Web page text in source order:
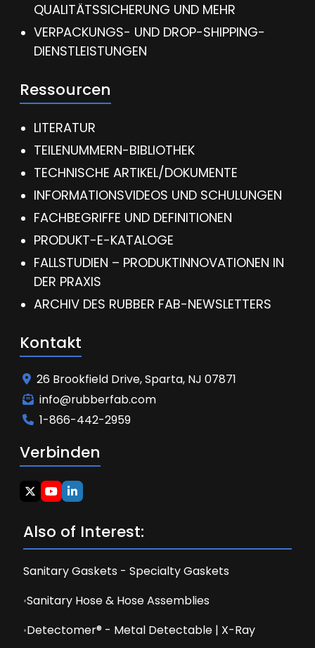
QUALITÄTSSICHERUNG UND MEHR
VERPACKUNGS- UND DROP-SHIPPING-
DIENSTLEISTUNGEN
Ressourcen
LITERATUR
TEILENUMMERN-BIBLIOTHEK
TECHNISCHE ARTIKEL/DOKUMENTE
INFORMATIONSVIDEOS UND SCHULUNGEN
FACHBEGRIFFE UND DEFINITIONEN
PRODUKT-E-KATALOGE
FALLSTUDIEN – PRODUKTINNOVATIONEN IN
DER PRAXIS
ARCHIV DES RUBBER FAB-NEWSLETTERS
Kontakt
26 Brookfield Drive, Sparta, NJ 07871
info@rubberfab.com
1-866-442-2959
Verbinden
Also of Interest:
Sanitary Gaskets - Specialty Gaskets
Sanitary Hose & Hose Assemblies
Detectomer® - Metal Detectable | X-Ray